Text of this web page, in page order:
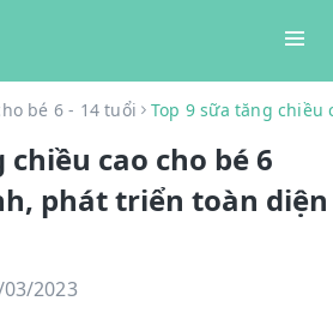
bé 6 - 14 tuổi Top 9 sữa tăng chiều
cao cho bé 6
phát triển toàn diện
2023